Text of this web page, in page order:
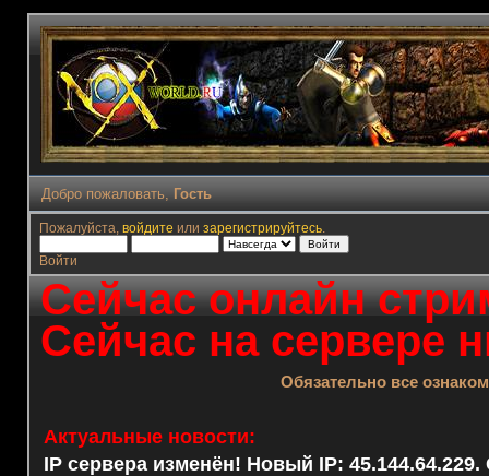
Добро пожаловать, Гость
Пожалуйста, войдите или зарегистрируйтесь.
Войти
Сейчас онлайн
Сейчас на сервере
Обязательно все
Актуальные новости:
IP сервера изменён! Новый IP: 45.144.64.229.